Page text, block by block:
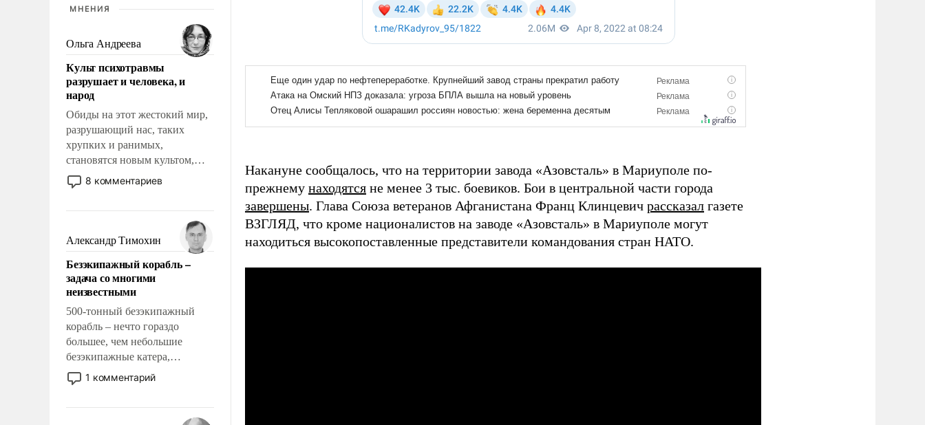
МНЕНИЯ
Ольга Андреева
Культ психотравмы
разрушает и человека, и
народ
Обиды на этот жестокий мир,
разрушающий нас, таких
хрупких и ранимых,
становятся новым культом,
постепенно вытесняя и
отменяя традиционное
мужественным и твердым под
ударами судьбы, брать на себя
ответственность, помогать
слабым, идти вперед и
адаптироваться.
8 комментариев
Александр Тимохин
Безэкипажный корабль –
задача со многими
неизвестными
500-тонный безэкипажный
корабль – нечто гораздо
большее, чем небольшие
безэкипажные катера,
применение которых уже
стало обыденностью. Задача по
сложна и амбициозна. Однако
1 комментарий
Накануне сообщалось, что на территории завода «Азовсталь» в Мариуполе по-
прежнему находятся не менее 3 тыс. боевиков. Бои в центральной части города
завершены. Глава Союза ветеранов Афганистана Франц Клинцевич рассказал газете
ВЗГЛЯД, что кроме националистов на заводе «Азовсталь» в Мариуполе могут
находиться высокопоставленные представители командования стран НАТО.